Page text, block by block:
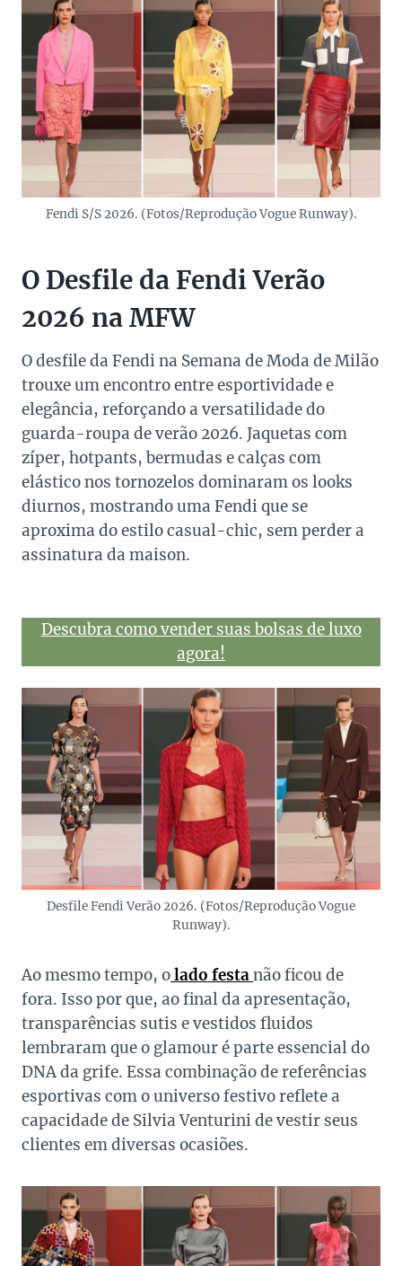
Fendi S/S 2026. (Fotos/Reprodução Vogue Runway).
O Desfile da Fendi Verão
2026 na MFW
O desfile da Fendi na Semana de Moda de Milão
trouxe um encontro entre esportividade e
elegância, reforçando a versatilidade do
guarda-roupa de verão 2026. Jaquetas com
zíper, hotpants, bermudas e calças com
elástico nos tornozelos dominaram os looks
diurnos, mostrando uma Fendi que se
aproxima do estilo casual-chic, sem perder a
assinatura da maison.
Descubra como vender suas bolsas de luxo
agora!
Desfile Fendi Verão 2026. (Fotos/Reprodução Vogue
Runway).
Ao mesmo tempo, olado festanão ficou de
fora. Isso por que, ao final da apresentação,
transparências sutis e vestidos fluidos
lembraram que o glamour é parte essencial do
DNA da grife. Essa combinação de referências
esportivas com o universo festivo reflete a
capacidade de Silvia Venturini de vestir seus
clientes em diversas ocasiões.